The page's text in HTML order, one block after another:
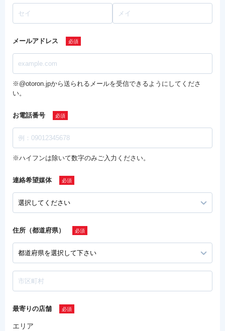
メールアドレス
※@otoron.jpから送られるメールを受信できるようにしてくださ
い。
お電話番号
※ハイフンは除いて数字のみご入力ください。
連絡希望媒体
住所（都道府県）
最寄りの店舗
エリア